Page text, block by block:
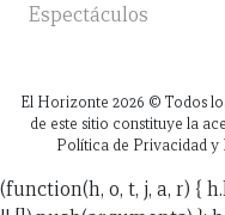
Espectáculos
El Horizonte 2026 © Todos
de este sitio constituye la
Política de Privacidad y
(function(h, o, t, j, a, r) {